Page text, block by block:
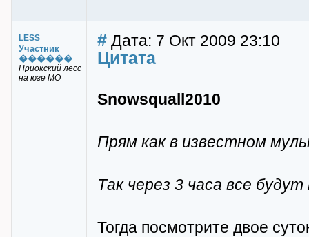
LESS
Участник
������
Приокский лесс
на юге МО
# Дата: 7 Окт 2009 23:10
Цитата
Snowsquall2010
Прям как в известном
Так через 3 часа все
Тогда посмотрите двое